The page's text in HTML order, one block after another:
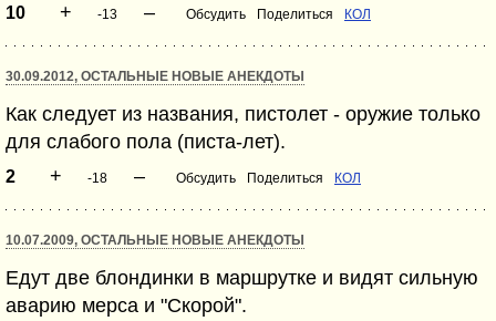
10 + -13 – Обсудить Поделиться КОЛ
30.09.2012, ОСТАЛЬНЫЕ НОВЫЕ АНЕКДОТЫ
Как следует из названия, пистолет - оружие только
для слабого пола (писта-лет).
2 + -18 – Обсудить Поделиться КОЛ
10.07.2009, ОСТАЛЬНЫЕ НОВЫЕ АНЕКДОТЫ
Едут две блондинки в маршрутке и видят сильную
аварию мерса и "Скорой".